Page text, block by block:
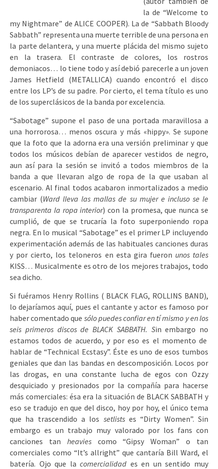
la de “Welcome to
my Nightmare” de ALICE COOPER). La de “Sabbath Bloody
Sabbath” representa una muerte terrible de una persona en
la parte delantera, y una muerte plácida del mismo sujeto
en la trasera. El contraste de colores, los rostros
demoniacos… lo tiene todo y así debió parecerle a un joven
James Hetfield (METALLICA) cuando encontró el disco
entre los LP’s de su padre. Por cierto, el tema título es uno
de los superclásicos de la banda por excelencia.
“Sabotage” supone el paso de una portada maravillosa a
una horrorosa… menos oscura y más «hippy». Se supone
que la foto que la adorna era una versión preliminar y que
todos los músicos debían de aparecer vestidos de negro,
aun así para la sesión se invitó a todos miembros de la
banda a que llevaran algo de ropa de la que usaban al
escenario. Al final todos acabaron inmortalizados a medio
cambiar (Ward lleva las mallas de su mujer e incluso se le
transparenta la ropa interior) con la promesa, que nunca se
cumplió, de que se trucaría la foto superponiendo ropa
negra. En lo musical “Sabotage” es el primer LP incluyendo
experimentación además de las habituales canciones duras
y por cierto, los teloneros en esta gira fueron unos tales
KISS… Musicalmente es otro de los mejores trabajos, todo
sea dicho.
Si fuéramos Henry Rollins ( BLACK FLAG, ROLLINS BAND),
lo dejaríamos aquí, pues el cantante y actor es famoso por
haber comentado que sólo puedes confiar en tí mismo y en los
seis primeros discos de BLACK SABBATH. Sin embargo no
estamos todos de acuerdo, y por eso es el momento de
hablar de “Technical Ecstasy”. Éste es uno de esos tumbos
geniales que dan las bandas en descomposición. Locos por
las drogas, en una constante lucha de egos con Ozzy
desquiciado y presionados por la compañía para hacerse
más comerciales: ésa era la situación de BLACK SABBATH y
eso se tradujo en que del disco, hoy por hoy, el único tema
que ha trascendido a los setlistses “Dirty Women”. Sin
embargo es un trabajo muy valorado por los fans con
canciones tan heaviescomo “Gipsy Woman” o tan
comerciales como “It’s allright” que cantaría Bill Ward, el
batería. Ojo que lacomercialidad es en un sentido muy